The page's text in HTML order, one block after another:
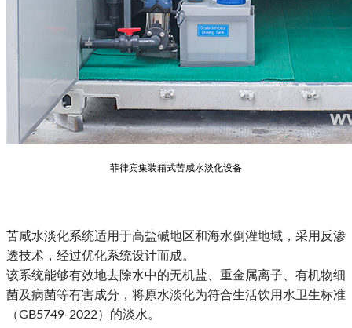
菲律宾集装箱式苦咸水淡化设备
苦咸水淡化系统适用于高盐碱地区和海水倒灌地域，采用反渗
透技术，经过优化系统设计而成。
该系统能够有效地去除水中的无机盐、重金属离子、有机物细
菌及病菌等有害成分 ，将原水淡化为符合生活饮用水卫生标准
（GB5749-2022）的淡水。